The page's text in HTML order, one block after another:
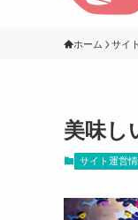
ホーム サイ
美味し
サイト運営